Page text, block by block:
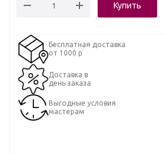
Купить
Бесплатная доставка
от 1000 р
Доставка в
день заказа
Выгодные условия
мастерам